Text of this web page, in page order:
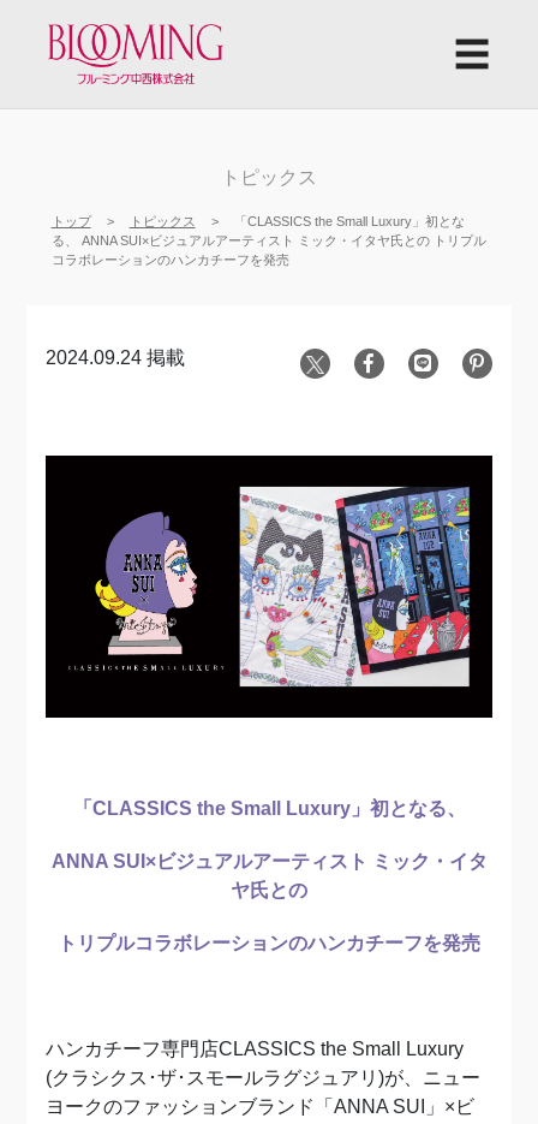
☰
トピックス
トップ トピックス
「CLASSICS the Small Luxury」初とな
る、 ANNA SUI×ビジュアルアーティスト ミック・イタヤ氏との トリプル
コラボレーションのハンカチーフを発売
2024.09.24 掲載
「CLASSICS the Small Luxury」初となる、
ANNA SUI×ビジュアルアーティスト ミック・イタ
ヤ氏との
トリプルコラボレーションのハンカチーフを発売
ハンカチーフ専門店CLASSICS the Small Luxury
(クラシクス･ザ･スモールラグジュアリ)が、ニュー
ヨークのファッションブランド「ANNA SUI」×ビ